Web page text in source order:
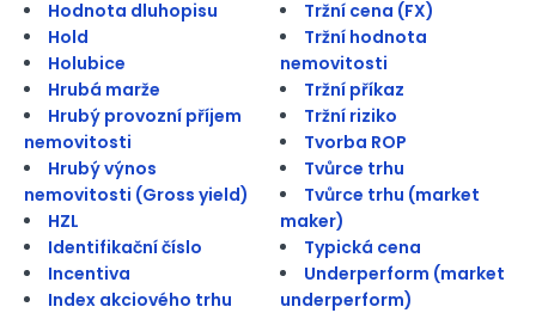
Hodnota dluhopisu
Hold
Holubice
Hrubá marže
Hrubý provozní příjem
nemovitosti
Hrubý výnos
nemovitosti (Gross yield)
HZL
Identifikační číslo
Incentiva
Index akciového trhu
Tržní cena (FX)
Tržní hodnota
nemovitosti
Tržní příkaz
Tržní riziko
Tvorba ROP
Tvůrce trhu
Tvůrce trhu (market
maker)
Typická cena
Underperform (market
underperform)